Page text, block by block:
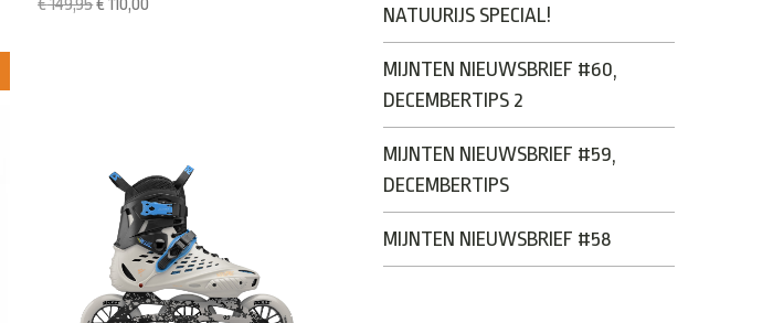
€149,95€ 110,00
NATUURIJS SPECIAL!
MIJNTEN NIEUWSBRIEF #60,
DECEMBERTIPS 2
MIJNTEN NIEUWSBRIEF #59,
DECEMBERTIPS
MIJNTEN NIEUWSBRIEF #58